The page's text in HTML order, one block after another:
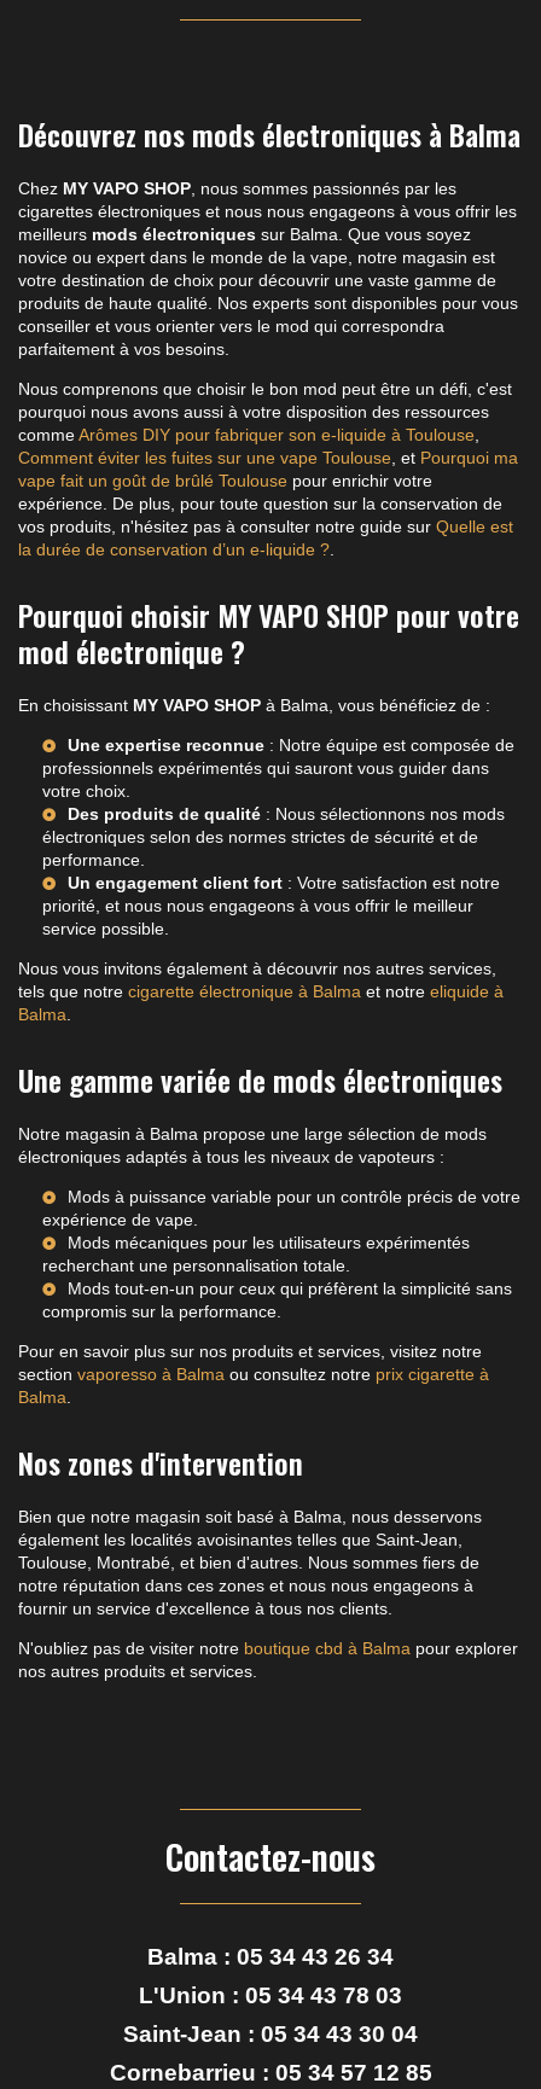
Découvrez nos mods électroniques à Balma
Chez MY VAPO SHOP , nous sommes passionnés par les
cigarettes électroniques et nous nous engageons à vous offrir les
meilleurs mods électroniques sur Balma. Que vous soyez
novice ou expert dans le monde de la vape, notre magasin est
votre destination de choix pour découvrir une vaste gamme de
produits de haute qualité. Nos experts sont disponibles pour vous
conseiller et vous orienter vers le mod qui correspondra
parfaitement à vos besoins.
Nous comprenons que choisir le bon mod peut être un défi, c'est
pourquoi nous avons aussi à votre disposition des ressources
commeArômes DIY pour fabriquer son e-liquide à Toulouse
Comment éviter les fuites sur une vape Toulouse , et Pourquoi ma
vape fait un goût de brûlé Toulouse pour enrichir votre
expérience. De plus, pour toute question sur la conservation de
vos produits, n'hésitez pas à consulter notre guide sur Quelle est
la durée de conservation d’un e-liquide ?
Pourquoi choisir MY VAPO SHOP pour votre
mod électronique ?
En choisissant MY VAPO SHOP à Balma, vous bénéficiez de :
Une expertise reconnue : Notre équipe est composée de
professionnels expérimentés qui sauront vous guider dans
votre choix.
Des produits de qualité : Nous sélectionnons nos mods
électroniques selon des normes strictes de sécurité et de
performance.
Un engagement client fort : Votre satisfaction est notre
priorité, et nous nous engageons à vous offrir le meilleur
service possible.
Nous vous invitons également à découvrir nos autres services,
tels que notre cigarette électronique à Balma et notre eliquide à
Balma
Une gamme variée de mods électroniques
Notre magasin à Balma propose une large sélection de mods
électroniques adaptés à tous les niveaux de vapoteurs :
Mods à puissance variable pour un contrôle précis de votre
expérience de vape.
Mods mécaniques pour les utilisateurs expérimentés
recherchant une personnalisation totale.
Mods tout-en-un pour ceux qui préfèrent la simplicité sans
compromis sur la performance.
Pour en savoir plus sur nos produits et services, visitez notre
section vaporesso à Balma ou consultez notre prix cigarette à
Balma
Nos zones d'intervention
Bien que notre magasin soit basé à Balma, nous desservons
également les localités avoisinantes telles que Saint-Jean,
Toulouse, Montrabé, et bien d'autres. Nous sommes fiers de
notre réputation dans ces zones et nous nous engageons à
fournir un service d'excellence à tous nos clients.
N'oubliez pas de visiter notre boutique cbd à Balma pour explorer
nos autres produits et services.
Contactez-nous
Balma : 05 34 43 26 34
L'Union : 05 34 43 78 03
Saint-Jean : 05 34 43 30 04
Cornebarrieu : 05 34 57 12 85